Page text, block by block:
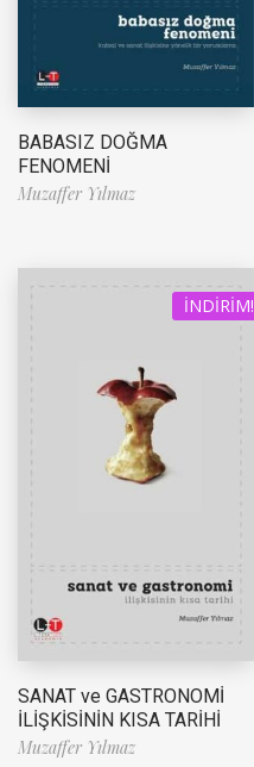
BABASIZ DOĞMA
FENOMENİ
Muzaffer Yılmaz
İNDIRIM!
SANAT ve GASTRONOMİ
İLİŞKİSİNİN KISA TARİHİ
Muzaffer Yılmaz